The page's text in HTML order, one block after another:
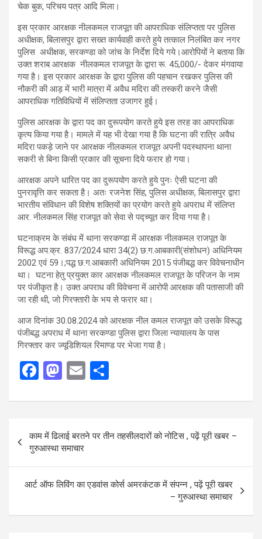
चेक बुक, परिचय पत्र आदि मिला।
इस प्रकार आरक्षक नीलकमल राजपूत की आपराधिक संलिप्तता पर पुलिस
अधीक्षक, बिलासपुर द्वारा सख्त कार्यवाही करते हुये तत्काल निलंबित कर नगर
पुलिस अधीक्षक, सरकण्डा को जांच के निर्देश दिये गये।आरोपियों ने बताया कि
उक्त शराब आरक्षक नीलकमल राजपूत के द्वारा रू. 45,000/- देकर मंगवाया
गया है। इस प्रकार आरक्षक के द्वारा पुलिस की पहचान रखकर पुलिस की
नौकरी की आड़ में भारी मात्रा में अवैध मदिरा की तस्करी करने जैसी
आपराधिक गतिविधियों में संलिप्तता उजागर हुई।
पुलिस आरक्षक के द्वारा पद का दुरूपयोग करते हुये इस तरह का आपराधिक
कृत्य किया गया है। मामले में यह भी देखा गया है कि घटना की रात्रि अवैध
मदिरा पकड़े जाने पर आरक्षक नीलकमल राजपूत अपनी पदस्थापना थाना
सकरी से बिना किसी प्रकार की सूचना दिये फरार हो गया।
आरक्षक अपने धारित पद का दुरूपयोग करते हुये पुनः ऐसी घटना की
पुनरावृत्ति कर सकता है। अतः रजनेश सिंह, पुलिस अधीक्षक, बिलासपुर द्वारा
भारतीय संविधान की विशेष शक्तियों का प्रयोग करते हुये अपराध में संलिप्त
आर. नीलकमल सिंह राजपूत को सेवा से पद्च्यूत कर दिया गया है।
घटनाक्रम के संबंध में थाना सरकण्डा में आरक्षक नीलकमल राजपूत के
विरूद्ध अप.क्र. 837/2024 धारा 34(2) छ.ग.आबकारी(संशोधन) अधिनियम
2002 एवं 59।;पद्ध छ.ग.आबकारी अधिनियम 2015 पंजीबद्ध कर विवेचनाधीन
था। घटना हेतु प्रयुक्त कार आरक्षक नीलकमल राजपूत के परिजन के नाम
पर पंजीकृत है। उक्त अपराध की विवेचना में आरोपी आरक्षक की पतासाजी की
जा रही थी, जो गिरफ्तारी के भय से फरार था।
आज दिनांक 30.08.2024 को आरक्षक नील कमल राजपूत को उसके विरूद्ध
पंजीबद्ध अपराध में थाना सरकण्डा पुलिस द्वारा जिला न्यायालय के पास
गिरफ्तार कर ज्यूडिशियल रिमाण्ड पर भेजा गया है।
F
ce
b
o
o
k
M
st
o
d
o
n
E
ail ar
navigation
काम में ढिलाई बरतने पर तीन तहसीलदारों को नोटिस , पढ़ें पूरी खबर –
गुरुआस्था समाचार
आर्ट ऑफ लिविंग का एडवांस कोर्स अमरकंटक में संपन्न , पढ़ें पूरी खबर
– गुरुआस्था समाचार